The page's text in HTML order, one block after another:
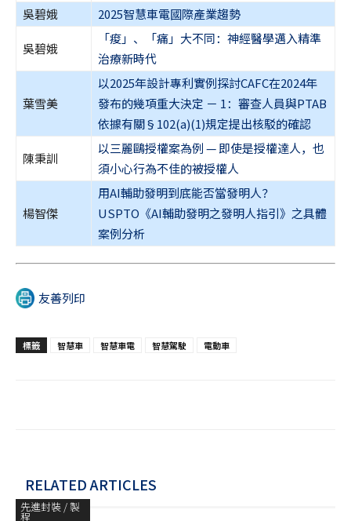
吳碧娥
2025智慧車電國際產業趨勢
吳碧娥
「痠」、「痛」大不同：神經醫學邁入精準
治療新時代
葉雪美
以2025年設計專利實例探討CAFC在2024年
發布的幾項重大決定 － 1：審查人員與PTAB
依據有關§102(a)(1)規定提出核駁的確認
陳秉訓
以三麗鷗授權案為例 — 即使是授權達人，也
須小心行為不佳的被授權人
楊智傑
用AI輔助發明到底能否當發明人？
USPTO《AI輔助發明之發明人指引》之具體
案例分析
友善列印
標籤 智慧車 智慧車電 智慧駕駛 電動車
RELATED ARTICLES
先進封裝 / 製
程